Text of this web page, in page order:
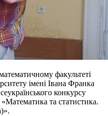
факультеті
імені Івана Франка
конкурсу
«Математика та статистика.